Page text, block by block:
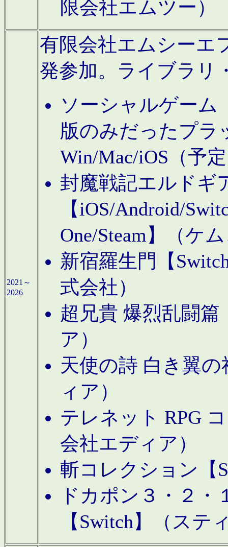
限会社エムツー）
2021～
2026
有限会社エムシーエ
発参加。ライブラリ
ソーシャルゲーム
版のみだったプラ
Win/Mac/iOS（予
封魔戦記エルドギ
【iOS/Android/
One/Steam】（ケ
新宿羅生門【
式会社）
超兄貴 爆烈乱闘篇
ア）
天使の詩 白き翼
ィア）
テレネット RPG
会社エディア）
斬コレクション【
ドカポン３・２
【Switch】（ステ